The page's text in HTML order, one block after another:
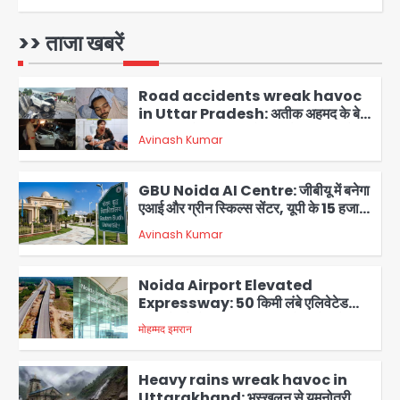
>> ताजा खबरें
1
2
Road accidents wreak havoc
in Uttar Pradesh: अतीक अहमद के बेटे
अबान की मौत, हमीरपुर में बस-टैंकर भिड़ंत में
तीन की जान गई
Avinash Kumar
3
GBU Noida AI Centre: जीबीयू में बनेगा
एआई और ग्रीन स्किल्स सेंटर, यूपी के 15 हजार
युवाओं को मिलेगा फ्री ट्रेनिंग
Avinash Kumar
4
Noida Airport Elevated
Expressway: 50 किमी लंबे एलिवेटेड
एक्सप्रेसवे से दिल्ली-हरियाणा से सीधे जुड़ेगा
नोएडा एयरपोर्ट, 4000 करोड़ रुपये की लागत
से बनेगा 6-लेन एक्सप्रेसवे
मोहम्मद इमरान
Heavy rains wreak havoc in